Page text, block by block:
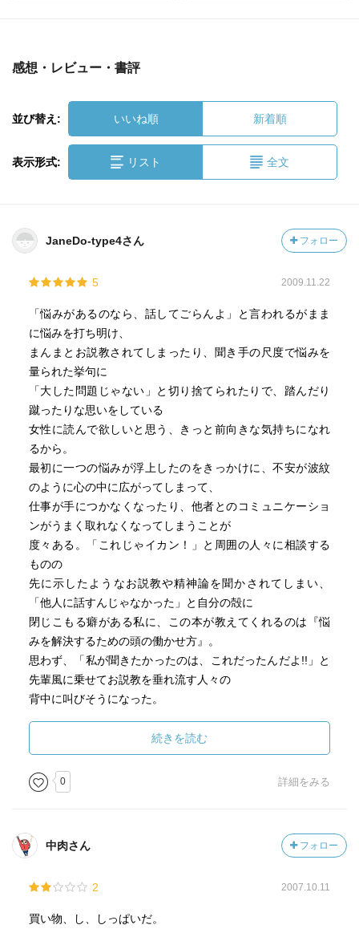
感想・レビュー・書評
並び替え: いいね順 新着順
表示形式: リスト 全文
JaneDo-type4さん フォロー
5 2009.11.22
「悩みがあるのなら、話してごらんよ」と言われるがまま
に悩みを打ち明け、
まんまとお説教されてしまったり、聞き手の尺度で悩みを
量られた挙句に
「大した問題じゃない」と切り捨てられたりで、踏んだり
蹴ったりな思いをしている
女性に読んで欲しいと思う、きっと前向きな気持ちになれ
るから。
最初に一つの悩みが浮上したのをきっかけに、不安が波紋
のように心の中に広がってしまって、
仕事が手につかなくなったり、他者とのコミュニケーショ
ンがうまく取れなくなってしまうことが
度々ある。「これじゃイカン！」と周囲の人々に相談する
ものの
先に示したようなお説教や精神論を聞かされてしまい、
「他人に話すんじゃなかった」と自分の殻に
閉じこもる癖がある私に、この本が教えてくれるのは『悩
みを解決するための頭の働かせ方』。
思わず、「私が聞きたかったのは、これだったんだよ!!」と
先輩風に乗せてお説教を垂れ流す人々の
背中に叫びそうになった。
悩みを解決していく手順をわかりやすく示しているので
図解が苦手な人や図解知らずな人にも、とても親切だ。
シリアスな悩みの声が図解を用いた久恒教授の視点によっ
声の中に埋もれていたお悩み女性の“価値”や“可能性”が表出
していく様が
した方が無難。
「よし、わたしもやってみよう！」という気持ちになり鉛
続きを読む
0 詳細をみる
中肉さん フォロー
2 2007.10.11
買い物、し、しっぱいだ。